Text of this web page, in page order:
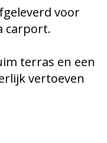
voor
carport.
terras en een
vertoeven